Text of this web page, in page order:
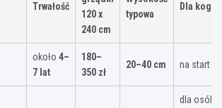
Trwałość
120 x
240 cm
typowa
Dla kogo
około 4–
7 lat
180–
350 zł
20–40 cm na start i
dla osób